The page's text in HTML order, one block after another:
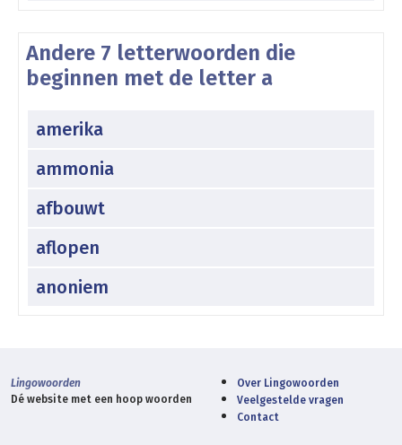
Andere 7 letterwoorden die
beginnen met de letter a
amerika
ammonia
afbouwt
aflopen
anoniem
Lingowoorden
Dé website met een hoop woorden
Over Lingowoorden
Veelgestelde vragen
Contact